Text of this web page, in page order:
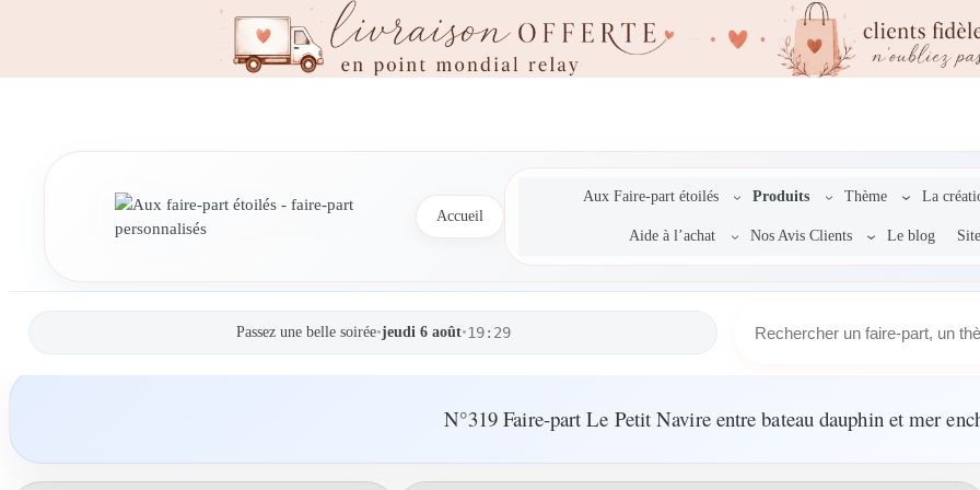
Accueil
Aux Faire-part étoilés Produits Thème La
Aide à l’achat Nos Avis Clients Le blog
Passez une belle soirée•jeudi 6 août•19:29
r
h
N°319 Faire-part Le Petit Navire entre bateau dauphin et mer